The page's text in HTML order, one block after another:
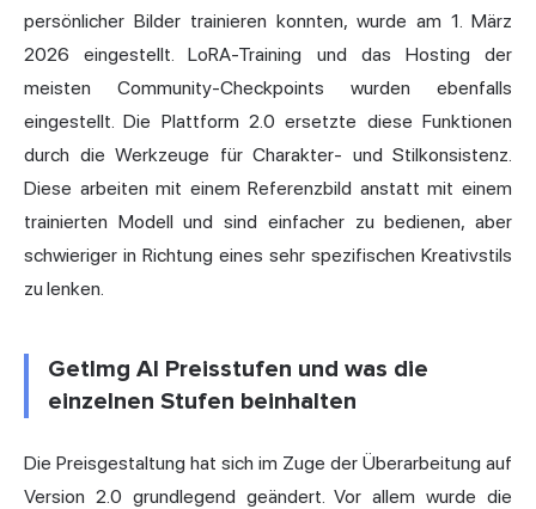
persönlicher Bilder trainieren konnten, wurde am 1. März
2026 eingestellt. LoRA-Training und das Hosting der
meisten Community-Checkpoints wurden ebenfalls
eingestellt. Die Plattform 2.0 ersetzte diese Funktionen
durch die Werkzeuge für Charakter- und Stilkonsistenz.
Diese arbeiten mit einem Referenzbild anstatt mit einem
trainierten Modell und sind einfacher zu bedienen, aber
schwieriger in Richtung eines sehr spezifischen Kreativstils
zu lenken.
GetImg AI Preisstufen und was die
einzelnen Stufen beinhalten
Die Preisgestaltung hat sich im Zuge der Überarbeitung auf
Version 2.0 grundlegend geändert. Vor allem wurde die